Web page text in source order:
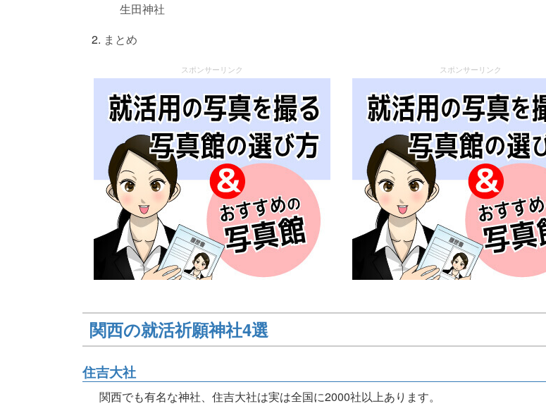
生田神社
まとめ
スポンサーリンク スポンサーリンク
関西の就活祈願神社4選
住吉大社
関西でも有名な神社、住吉大社は実は全国に2000社以上あります。